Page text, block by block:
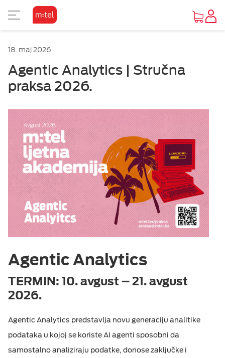
Osnovni prikaz
Inverzan
18. maj 2026
Agentic Analytics | Stručna
praksa 2026.
Agentic Analytics
TERMIN: 10. avgust – 21. avgust
2026.
Agentic Analytics predstavlja novu generaciju analitike
podataka u kojoj se koriste AI agenti sposobni da
samostalno analiziraju podatke, donose zaključke i